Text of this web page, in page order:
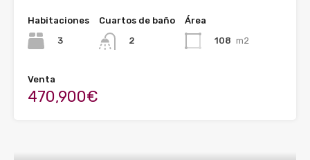
Habitaciones
3
Cuartos de baño
2
Área
108 m2
Venta
470,900€